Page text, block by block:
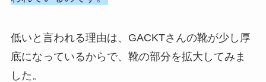
低いと言われる理由は、GACKTさんの靴が少し厚
底になっているからで、靴の部分を拡大してみま
した。